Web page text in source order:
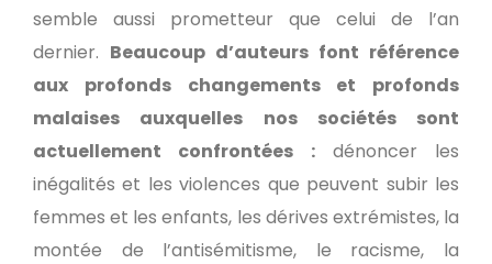
semble aussi prometteur que celui de l’an
dernier. Beaucoup d’auteurs font référence
aux profonds changements et profonds
malaises auxquelles nos sociétés sont
actuellement confrontées :dénoncer les
inégalités et les violences que peuvent subir les
femmes et les enfants, les dérives extrémistes, la
montée de l’antisémitisme, le racisme, la